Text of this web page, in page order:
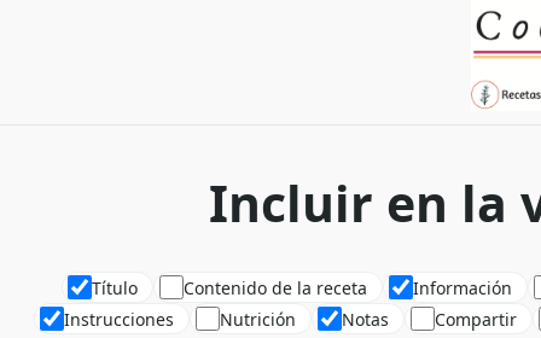
Incluir en la
Título Contenido de la receta
Información
Instrucciones
Nutrición Notas Compartir